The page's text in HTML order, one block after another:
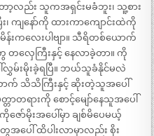
လည်း သူကအရှင်းမခံဘူး၊ သူ့စား
ကျနော်ကို ထားကာကျောင်းထဲကို
ကလေးပါဗျာ။ သီရိတစ်ယောက်
တလှေကြီးနှင့် နေလာခဲ့တာ။ ကို
ါ်လွှမ်းမိုးခဲ့ရပြီ။ ဘယ်သူခံနိုင်မလဲ
က် သိသိကြီးနှင့် ဆိုးတဲ့သူအပေါ်
ာတရားကို စောင့်မျော်နေသူအပေါ်
ဇော်မိုးအပေါ်မှာ ချစ်မိပေမယ့်
ပေါ် ထိပါးလာမှာလည်း စိုး